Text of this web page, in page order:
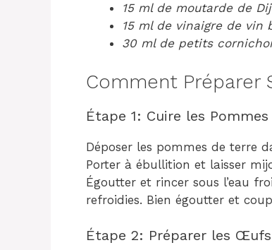
15 ml de moutarde de
15 ml de vinaigre de vin
30 ml de petits
Comment Préparer
Étape 1: Cuire les Pommes
Déposer les pommes de terre
Porter à ébullition et laisser
Égoutter et rincer sous l’eau
refroidies. Bien égoutter et
Étape 2: Préparer les Œufs